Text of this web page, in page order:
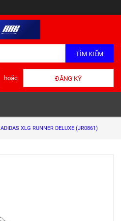
TÌM KIẾM
hoặc ĐĂNG KÝ
ADIDAS XLG RUNNER DELUXE (JR0861)